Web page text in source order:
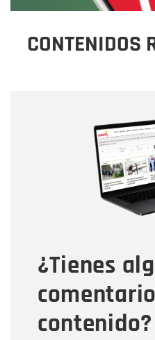
CONTENIDOS
¿Tienes
contenido?
Correo electrónico
Tipo de comentario
Mensaje